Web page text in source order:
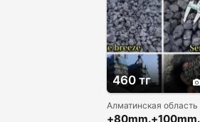
460 тг
Алматинская область
+80mm.+100mm.